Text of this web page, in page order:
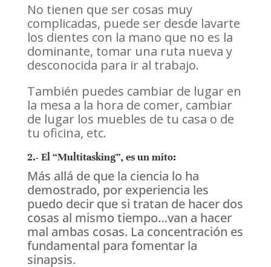
No tienen que ser cosas muy
complicadas, puede ser desde lavarte
los dientes con la mano que no es la
dominante, tomar una ruta nueva y
desconocida para ir al trabajo.
También puedes cambiar de lugar en
la mesa a la hora de comer, cambiar
de lugar los muebles de tu casa o de
tu oficina, etc.
2.- El “Multitasking”, es un mito:
Más allá de que la ciencia lo ha
demostrado, por experiencia les
puedo decir que si tratan de hacer dos
cosas al mismo tiempo…van a hacer
mal ambas cosas. La concentración es
fundamental para fomentar la
sinapsis.